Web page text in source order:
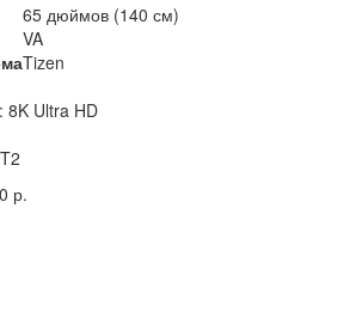
65 дюймов (140 см)
VA
Tizen
8K Ultra HD
р.